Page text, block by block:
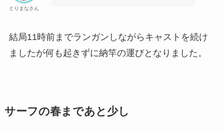
とりまなさん
結局11時前までランガンしながらキャストを続け
ましたが何も起きずに納竿の運びとなりました。
サーフの春まであと少し